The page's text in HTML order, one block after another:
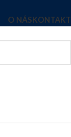
O NÁSKONTAKT